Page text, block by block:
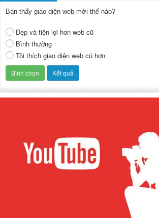
Bạn thấy giao diện web mới thế nào?
Đẹp và tiện lợi hơn web cũ
Bình thường
Tôi thích giao diện web cũ hơn